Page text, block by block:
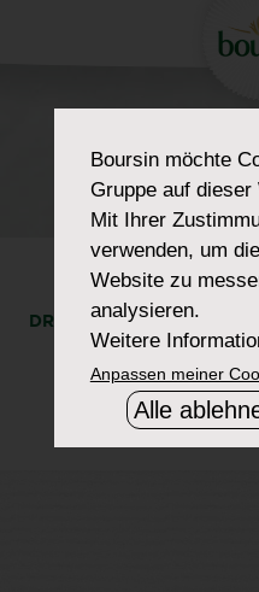
DRUCKE TEILEN
Boursinmöchte
Gruppe auf
Mit Ihrer
verwenden, um
Website zu
analysieren.
Weitere
Anpassen meiner
Alle